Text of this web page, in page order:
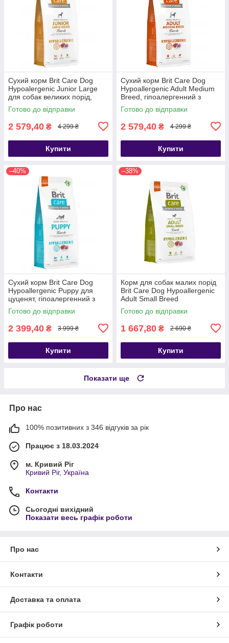
Сухий корм Brit Care Dog
Hypoalergenic Junior Large
для собак великих порід,
гіпоалергенний з ягням, 12 кг
Готово до відправки
2 579,40 ₴ 4 299 ₴
Купити
Сухий корм Brit Care Dog
Hypoallergenic Adult Medium
Breed, гіпоалергенний з
ягням, 12 кг
Готово до відправки
2 579,40 ₴ 4 299 ₴
Купити
–40%
Сухий корм Brit Care Dog
Hypoallergenic Puppy для
цуценят, гіпоалергенний з
ягням, 12 кг
Готово до відправки
2 399,40 ₴ 3 999 ₴
Купити
–38%
Корм для собак малих порід
Brit Care Dog Hypoallergenic
Adult Small Breed
гіпоалергенний з ягням, 7 кг
Готово до відправки
1 667,80 ₴ 2 690 ₴
Купити
Показати ще
Про нас
100% позитивних з 346 відгуків за рік
Працює з 18.03.2024
м. Кривий Ріг
Кривий Ріг, Україна
Контакти
Сьогодні вихідний
Показати весь графік роботи
Про нас
Контакти
Доставка та оплата
Графік роботи